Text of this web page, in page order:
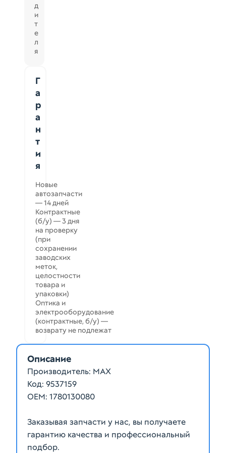
д
и
т
е
л
я
Г
а
р
а
н
т
и
я
Новые
автозапчасти
— 14 дней
Контрактные
(б/у) — 3 дня
на проверку
(при
сохранении
заводских
меток,
целостности
товара и
упаковки)
Оптика и
электрооборудование
(контрактные, б/у) —
возврату не подлежат
Описание
Производитель: MAX
Код: 9537159
ОЕМ: 1780130080
Заказывая запчасти у нас, вы получаете
гарантию качества и профессиональный
подбор.